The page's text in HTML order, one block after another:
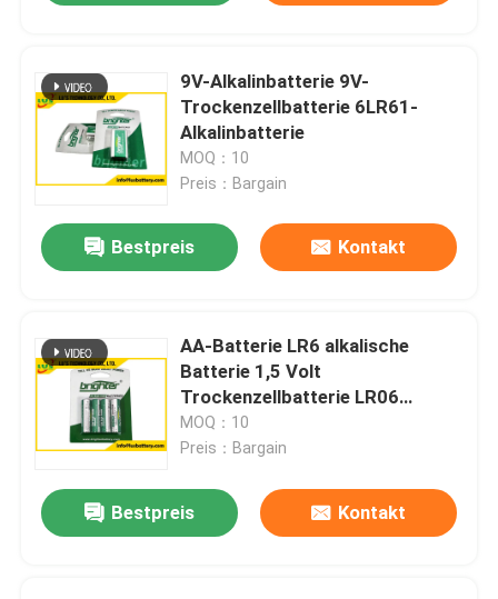
9V-Alkalinbatterie 9V-
Trockenzellbatterie 6LR61-
Alkalinbatterie
MOQ：10
Preis：Bargain
Bestpreis Kontakt
AA-Batterie LR6 alkalische
Batterie 1,5 Volt
Trockenzellbatterie LR06
alkalische Doppel-A-Batterie
MOQ：10
Preis：Bargain
Bestpreis Kontakt